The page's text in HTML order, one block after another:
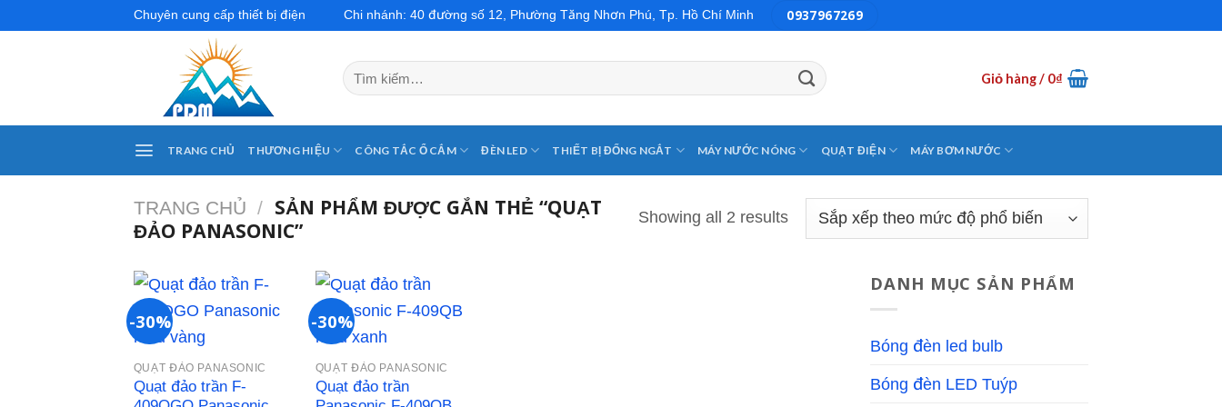
Chuyên cung cấp thiết bị điện Chi nhánh: 40 đường số 12, Phường Tăng Nhơn Phú, Tp. Hồ Chí Minh 0937967269
Tìm
kiếm:
Giỏ hàng / 0₫
TRANG CHỦ THƯƠNG HIỆU CÔNG TẮC Ổ CẮM ĐÈN LED THIẾT BỊ ĐỐNG NGẮT MÁY NƯỚC NÓNG QUẠT ĐIỆN MÁY BƠM NƯỚC
TRANG CHỦ /
SẢN PHẨM ĐƯỢC GẮN THẺ “QUẠT
ĐẢO PANASONIC”
Showing all 2 results
-30%
wishlist
QUẠT ĐẢO PANASONIC
Quạt đảo trần F-
-30%
wishlist
QUẠT ĐẢO PANASONIC
Quạt đảo trần
DANH MỤC SẢN PHẨM
Bóng đèn led bulb
Bóng đèn LED Tuýp